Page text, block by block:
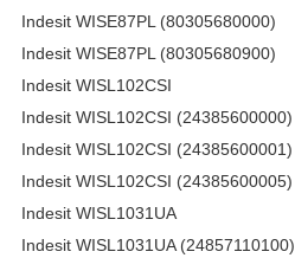
Indesit WISE87PL (80305680000)
Indesit WISE87PL (80305680900)
Indesit WISL102CSI
Indesit WISL102CSI (24385600000)
Indesit WISL102CSI (24385600001)
Indesit WISL102CSI (24385600005)
Indesit WISL1031UA
Indesit WISL1031UA (24857110100)